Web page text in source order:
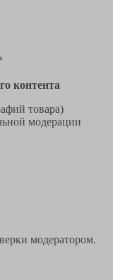
контента
товара)
модерации
модератором.